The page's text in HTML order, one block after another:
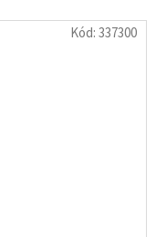
Kód:337300